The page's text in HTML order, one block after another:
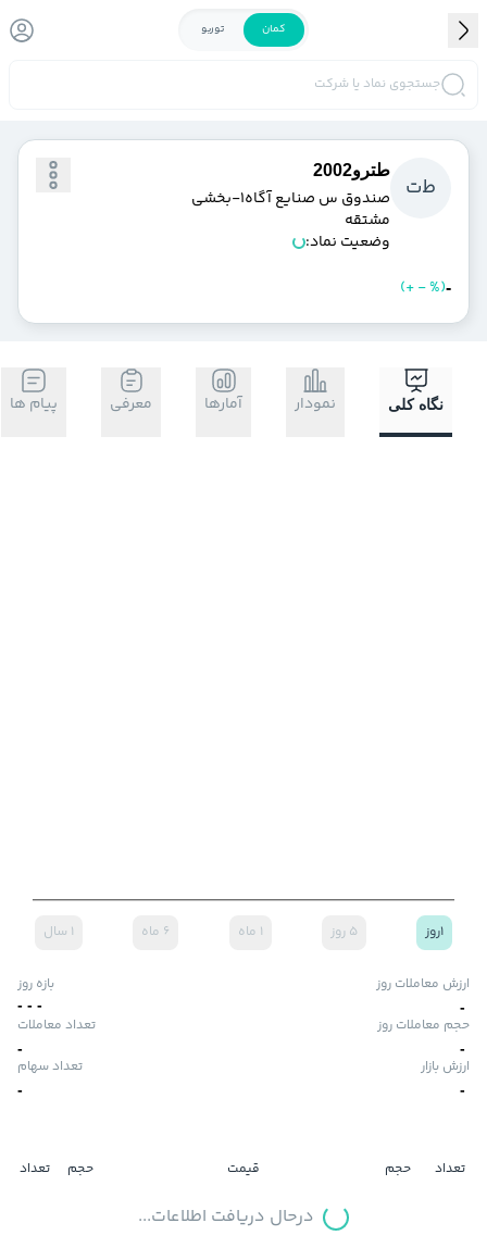
کمان توربو
جستجوی نماد یا شرکت
طت
طترو2002
صندوق س صنايع آگاه1-بخشي
مشتقه
وضعیت نماد:
-
(+-%)
نگاه کلی نمودار آمارها معرفی پیام ها
۱روز ۵ روز ۱ ماه ۶ ماه ۱ سال
ارزش معاملات روز
-
بازه روز
-
-
-
حجم معاملات روز
-
تعداد معاملات
-
ارزش بازار
-
تعداد سهام
-
تعداد حجم قیمت حجم تعداد
درحال دریافت اطلاعات...